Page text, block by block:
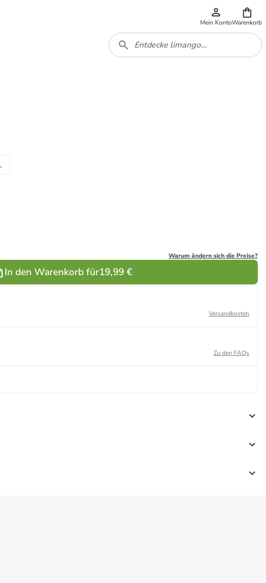
Mein KontoWarenkorb
Warum ändern sich die Preise?
In den Warenkorb für19,99 €
Versandkosten
Zu den FAQs